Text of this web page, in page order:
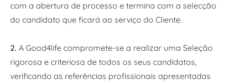
com a abertura de processo e termina com a selecção
do candidato que ficará ao serviço do Cliente.
2. A Good4life compromete-se a realizar uma Seleção
rigorosa e criteriosa de todos os seus candidatos,
verificando as referências profissionais apresentadas